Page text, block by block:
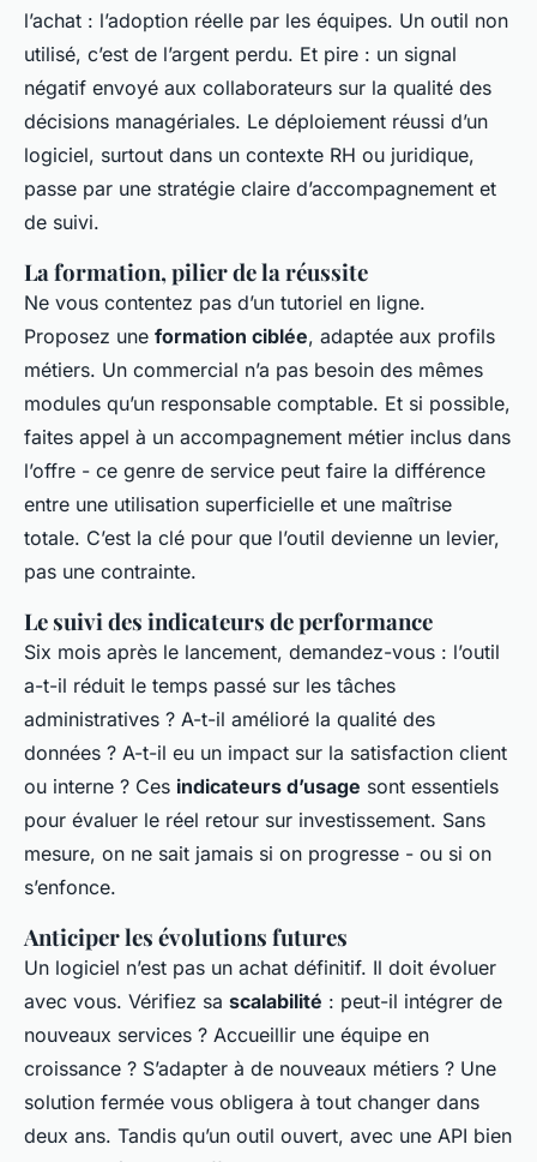
l’achat : l’adoption réelle par les équipes. Un outil non
utilisé, c’est de l’argent perdu. Et pire : un signal
négatif envoyé aux collaborateurs sur la qualité des
décisions managériales. Le déploiement réussi d’un
logiciel, surtout dans un contexte RH ou juridique,
passe par une stratégie claire d’accompagnement et
de suivi.
La formation, pilier de la réussite
Ne vous contentez pas d’un tutoriel en ligne.
Proposez une formation ciblée, adaptée aux profils
métiers. Un commercial n’a pas besoin des mêmes
modules qu’un responsable comptable. Et si possible,
faites appel à un accompagnement métier inclus dans
l’offre - ce genre de service peut faire la différence
entre une utilisation superficielle et une maîtrise
totale. C’est la clé pour que l’outil devienne un levier,
pas une contrainte.
Le suivi des indicateurs de performance
Six mois après le lancement, demandez-vous : l’outil
a-t-il réduit le temps passé sur les tâches
administratives ? A-t-il amélioré la qualité des
données ? A-t-il eu un impact sur la satisfaction client
ou interne ? Ces indicateurs d’usage sont essentiels
pour évaluer le réel retour sur investissement. Sans
mesure, on ne sait jamais si on progresse - ou si on
s’enfonce.
Anticiper les évolutions futures
Un logiciel n’est pas un achat définitif. Il doit évoluer
avec vous. Vérifiez sa scalabilité : peut-il intégrer de
nouveaux services ? Accueillir une équipe en
croissance ? S’adapter à de nouveaux métiers ? Une
solution fermée vous obligera à tout changer dans
deux ans. Tandis qu’un outil ouvert, avec une API bien